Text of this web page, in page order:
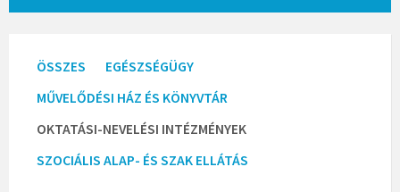
ÖSSZES
EGÉSZSÉGÜGY
MŰVELŐDÉSI HÁZ ÉS KÖNYVTÁR
OKTATÁSI-NEVELÉSI INTÉZMÉNYEK
SZOCIÁLIS ALAP- ÉS SZAK ELLÁTÁS